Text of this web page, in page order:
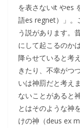
を表さないit やes
語es regnet）」。
う説があります。
にして起こるのか
降らせていると考
きたり、不幸がつ
いは神罰だと考え
ないことがあると
とはそのような神
けの神（deus ex